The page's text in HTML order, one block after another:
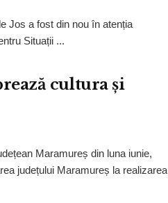
Jos a fost din nou în atenția
Situații ...
cultura și
Maramureș din luna iunie,
județului Maramureș la realizarea